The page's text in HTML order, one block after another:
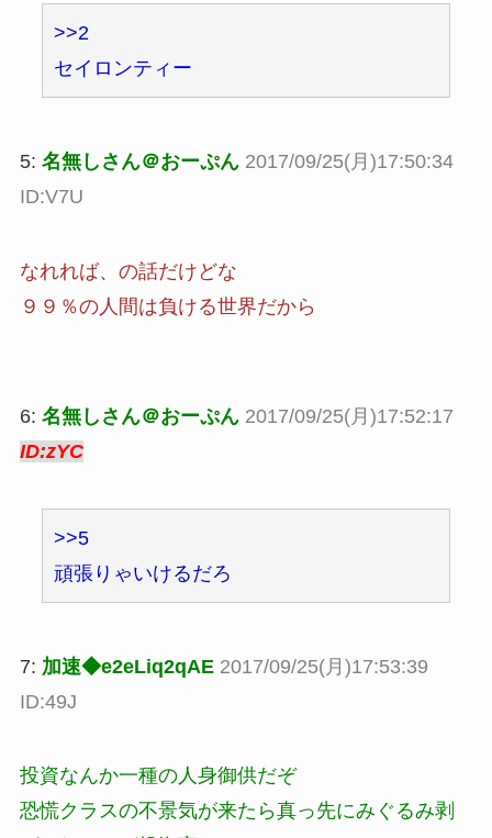
>>2
セイロンティー
5: 名無しさん＠おーぷん 2017/09/25(月)17:50:34
ID:V7U
なれれば、の話だけどな
９９％の人間は負ける世界だから
6: 名無しさん＠おーぷん 2017/09/25(月)17:52:17
ID:zYC
>>5
頑張りゃいけるだろ
7: 加速◆e2eLiq2qAE 2017/09/25(月)17:53:39
ID:49J
投資なんか一種の人身御供だぞ
恐慌クラスの不景気が来たら真っ先にみぐるみ剥